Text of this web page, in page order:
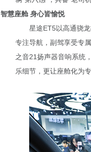
智慧座舱 身心皆愉悦
星途ET5以高通骁
专注导航，副驾享受专
之音21扬声器音响系统
乐细节，更让座舱化为